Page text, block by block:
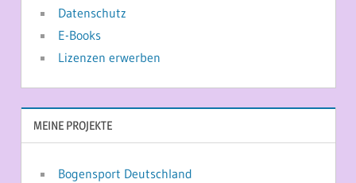
Datenschutz
E-Books
Lizenzen erwerben
MEINE PROJEKTE
Bogensport Deutschland